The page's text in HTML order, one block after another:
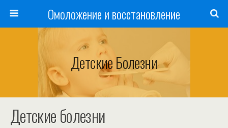
Омоложение и восстановление
Детские Болезни
Детские болезни